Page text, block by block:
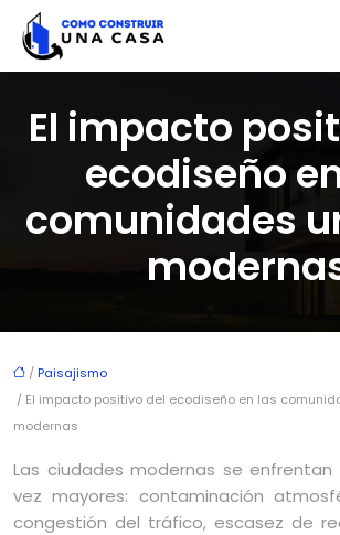
El impacto
ecodiseño
comunidades
/ Paisajismo
/ El impacto positivo del ecodiseño en las
modernas
Las ciudades modernas se
vez mayores: contaminación
congestión del tráfico, escasez de